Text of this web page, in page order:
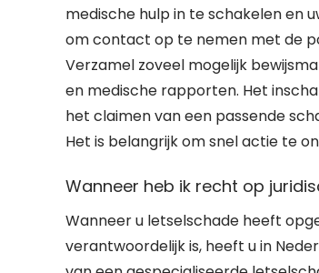
medische hulp in te schakelen en
om contact op te nemen met de
Verzamel zoveel mogelijk
en medische rapporten. Het
het claimen van een passende
Het is belangrijk om snel actie te
Wanneer heb ik recht op
Wanneer u letselschade heeft
verantwoordelijk is, heeft u in